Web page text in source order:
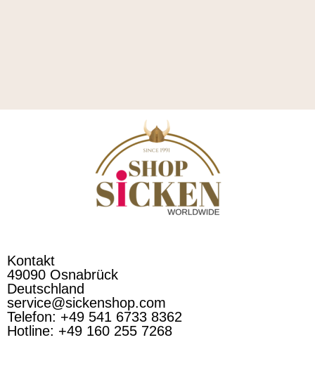
Kontakt
49090 Osnabrück
Deutschland
service@sickenshop.com
Telefon: +49 541 6733 8362
Hotline: +49 160 255 7268